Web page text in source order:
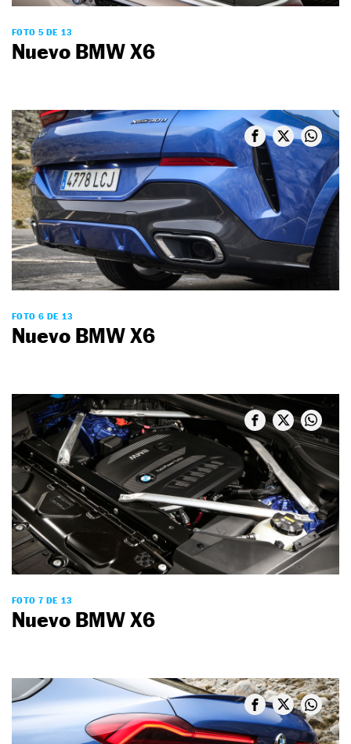
FOTO 5 DE 13
Nuevo BMW X6
FOTO 6 DE 13
Nuevo BMW X6
FOTO 7 DE 13
Nuevo BMW X6